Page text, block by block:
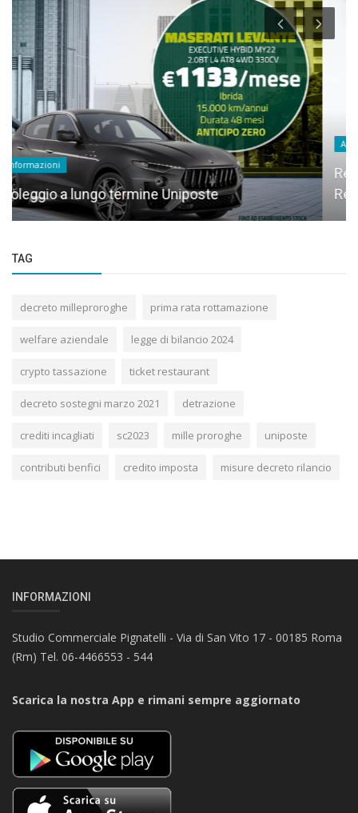
Approfondimenti
Regime forfettario 2024: come funziona?
Requisiti e novità
TAG
decreto milleproroghe prima rata rottamazione
welfare aziendale legge di bilancio 2024
crypto tassazione ticket restaurant
decreto sostegni marzo 2021 detrazione
crediti incagliati sc2023 mille proroghe uniposte
contributi benfici credito imposta misure decreto rilancio
INFORMAZIONI
Studio Commerciale Pignatelli - Via di San Vito 17 - 00185 Roma
(Rm) Tel. 06-4466553 - 544
Scarica la nostra App e rimani sempre aggiornato